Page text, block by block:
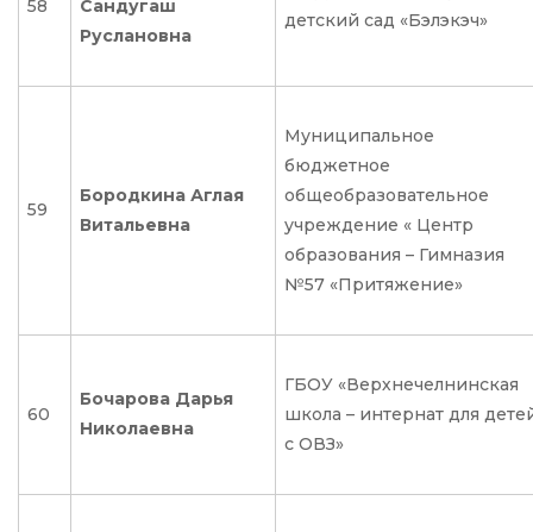
58
Сандугаш
Руслановна
детский сад «Бэлэкэч»
59
Бородкина Аглая
Витальевна
Муниципальное
бюджетное
общеобразовательное
учреждение « Центр
образования – Гимназия
№57 «Притяжение»
60
Бочарова Дарья
Николаевна
ГБОУ «Верхнечелнинская
школа – интернат для
с ОВЗ»